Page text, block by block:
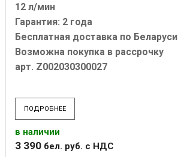
12 л/мин
Гарантия: 2 года
Бесплатная доставка по Беларуси
Возможна покупка в рассрочку
арт. Z002030300027
ПОДРОБНЕЕ
в наличии
3 390 бел. руб. с НДС